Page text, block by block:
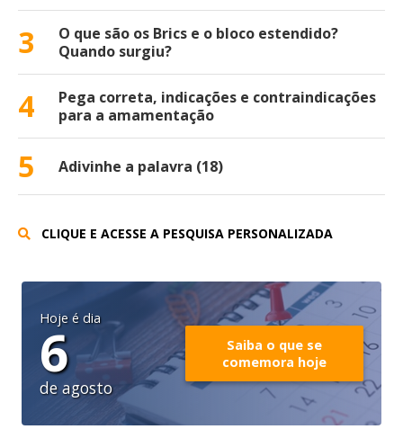
3
O que são os Brics e o bloco estendido?
Quando surgiu?
4
Pega correta, indicações e contraindicações
para a amamentação
5 Adivinhe a palavra (18)
CLIQUE E ACESSE A PESQUISA PERSONALIZADA
Hoje é dia
6
de agosto
Saiba o que se
comemora hoje